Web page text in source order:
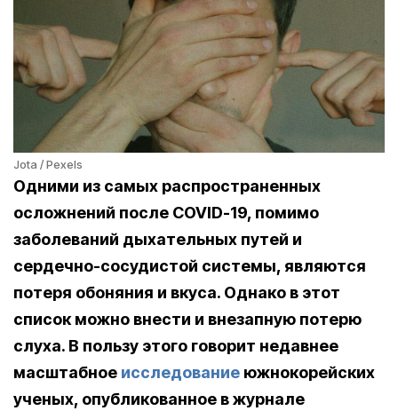
Jota / Pexels
Одними из самых распространенных
осложнений после COVID-19, помимо
заболеваний дыхательных путей и
сердечно-сосудистой системы, являются
потеря обоняния и вкуса. Однако в этот
список можно внести и внезапную потерю
слуха. В пользу этого говорит недавнее
масштабное исследование южнокорейских
ученых, опубликованное в журнале